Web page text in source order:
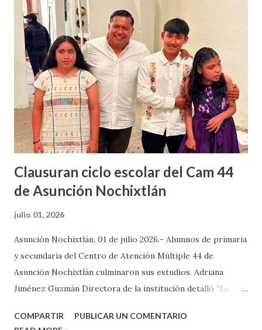
motociclistas continúa circulando sin portar el casco de
protección, pese a que este constituye uno de los
principales elementos para reducir lesiones graves o
pérdidas humanas en caso de un accidente. En días
recientes se instaló un punto de inspección dirigido a
motociclistas, donde personal de Vialidad Municipal verificó
el uso correcto del casco de seguridad, así como la
documentación que acredita la legal circulación de las
unidades. La autoridad v...
Clausuran ciclo escolar del Cam 44
de Asunción Nochixtlán
julio 01, 2026
Asunción Nochixtlán, 01 de julio 2026.- Alumnos de primaria
y secundaria del Centro de Atención Múltiple 44 de
Asunción Nochixtlán culminaron sus estudios. Adriana
Jiménez Guzmán Directora de la institución detalló “La
brillamos con luz propia”. “Queridas alumnas y alumnos, hoy
COMPARTIR
PUBLICAR UN COMENTARIO